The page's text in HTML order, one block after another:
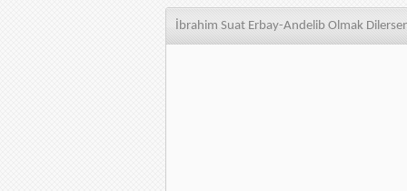
A
B C Ç D E F G H I İ
İbrahim Suat Erbay-Andelib Olmak